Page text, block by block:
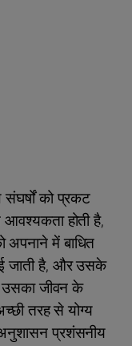
को प्रकट
होती है,
में बाधित
जाती है, और उसके
उसका जीवन के
तरह से योग्य
प्रशंसनीय